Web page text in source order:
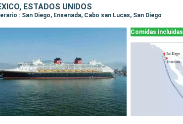
ESTADOS UNIDOS
: San Diego, Ensenada, Cabo san Lucas, San Diego
Comidas incluidas